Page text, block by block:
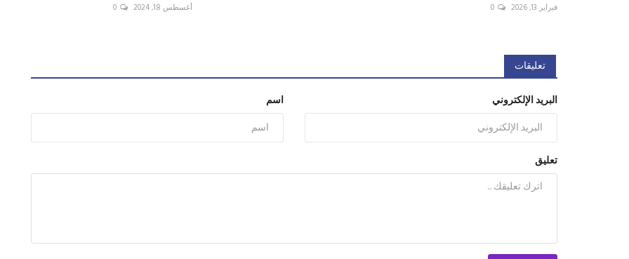
فبراير 13, 2026 0 أغسطس 18, 2024 0
تعليقات
اسم البريد الإلكتروني
تعليق